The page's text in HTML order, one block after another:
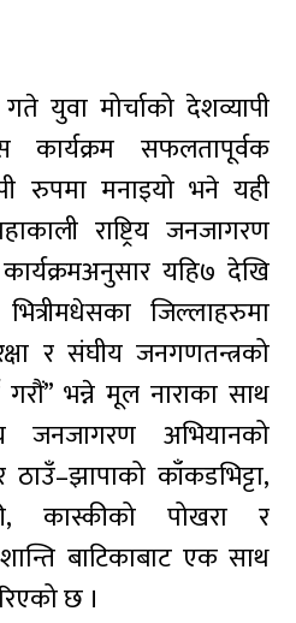
युवा मोर्चाको देशव्यापी
कार्यक्रम सफलतापूर्वक
रुपमा मनाइयो भने यही
राष्ट्रिय जनजागरण
यहि७ देखि
जिल्लाहरुमा
रक्षा र संघीय जनगणतन्त्रको
भन्ने मूल नाराका साथ
जनजागरण अभियानको
काँकडभिट्टा,
कास्कीको पोखरा र
बाटिकाबाट एक साथ
छ ।